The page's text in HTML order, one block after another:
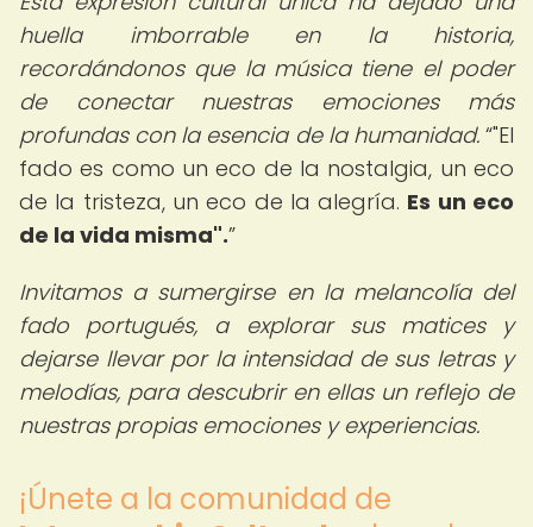
huella imborrable en la historia,
recordándonos que la música tiene el poder
de conectar nuestras emociones más
profundas con la esencia de la humanidad. "El
fado es como un eco de la nostalgia, un eco
de la tristeza, un eco de la alegría. Es un eco
de la vida misma".
Invitamos a sumergirse en la melancolía del
fado portugués, a explorar sus matices y
dejarse llevar por la intensidad de sus letras y
melodías, para descubrir en ellas un reflejo de
nuestras propias emociones y experiencias.
¡Únete a la comunidad de